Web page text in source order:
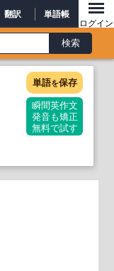
翻訳 単語帳
ログイン
単語を保存
瞬間英作文
発音も矯正
無料で試す